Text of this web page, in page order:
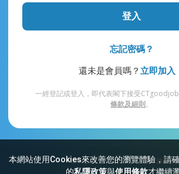
本網站使用Cookies來改善您的瀏覽體驗，請
的私隱政策與使用條款才繼續
登入
忘記密碼？
還未是會員嗎？ 立即加入
一經登記或登入，即代表閣下接受
條款及細則。
網站索引 常見問題 私隱 條款